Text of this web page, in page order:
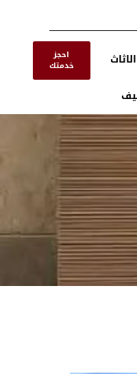
احجز
خدمتك